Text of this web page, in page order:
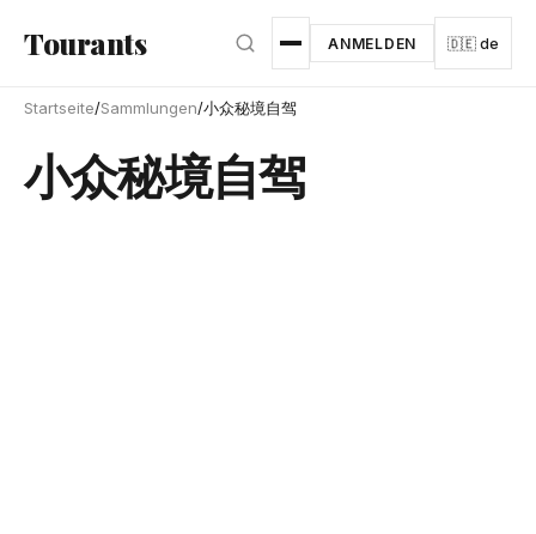
Tourants ANMELDEN 🇩🇪 de
Startseite/Sammlungen/小众秘境自驾
小众秘境自驾